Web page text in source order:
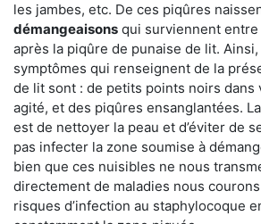
les jambes, etc. De ces piqûres
démangeaisons qui surviennent
après la piqûre de punaise de lit.
symptômes qui renseignent de la
de lit sont : de petits points noirs dans
agité, et des piqûres ensanglantées.
est de nettoyer la peau et d’éviter de
pas infecter la zone soumise à
bien que ces nuisibles ne nous
directement de maladies nous
risques d’infection au staphylocoque